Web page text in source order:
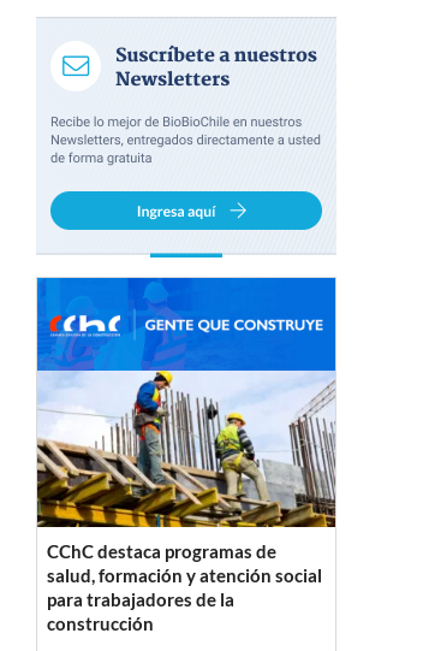
CChC destaca programas de
salud, formación y atención social
para trabajadores de la
construcción